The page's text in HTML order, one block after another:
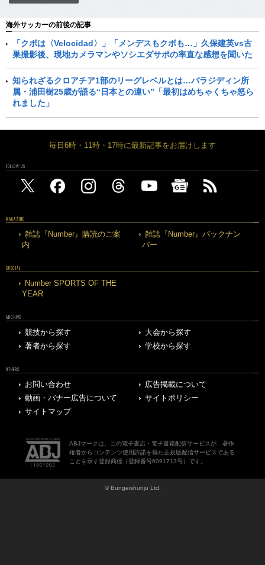
海外サッカーの前後の記事
「クボは〈Velocidad〉」「メンデスもクボも…」久保建英vs古
巣撮影後、現地カメラマンやソシエダサポの率直な感想を聞いた
知られざるクロアチア1部のリーグレベルとは…バラジディン所
属・浦田樹25歳が語る“日本との違い”「最初はめちゃくちゃ怒ら
れました」
毎日6時・11時・17時に最新記事をお届けします
FOLLOW US
MAGAZINE
雑誌『Number』購読のご案
内
雑誌『Number』バックナン
バー
SPECIAL
Number SPORTS OF THE
YEAR
ARCHIVE
競技から探す
大会から探す
著者から探す
学校から探す
OTHERS
お問い合わせ
広告掲載について
動画・バナー広告について
サイトポリシー
サイトマップ
ABJマークは、この電子書店・電子書籍配信サービスが、著作
権者からコンテンツ使用許諾を得た正規版配信サービスである
ことを示す登録商標（登録番号6091713号）です。
© Bungeishunju Ltd.